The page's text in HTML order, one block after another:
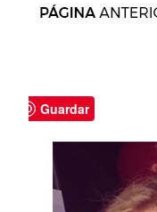
Guardar